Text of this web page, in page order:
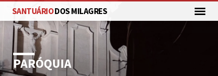
SANTUÁRIODOS MILAGRES
PARÓQUIA